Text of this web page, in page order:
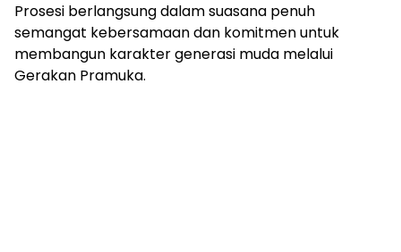
Prosesi berlangsung dalam suasana penuh
semangat kebersamaan dan komitmen untuk
membangun karakter generasi muda melalui
Gerakan Pramuka.